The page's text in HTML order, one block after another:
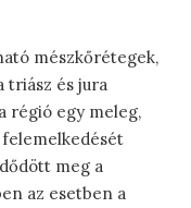
mészkőrétegek,
triász és jura
régió egy meleg,
meg a
az esetben a